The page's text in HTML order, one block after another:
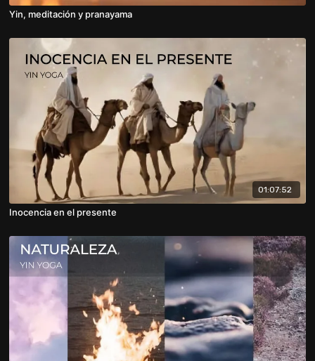
Yin, meditación y pranayama
01:07:52
Inocencia en el presente